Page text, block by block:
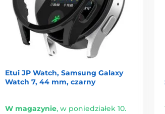
Etui JP Watch, Samsung Galaxy
Watch 7, 44 mm, czarny
W magazynie, w poniedziałek 10.